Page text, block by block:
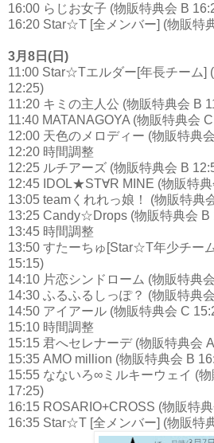
16:00 らじお女子 (物販特典会 B
16:20 Star☆T [全メンバー] (物販特
3月8日(日)
11:00 Star☆Tエルダー[年長チーム]
12:25)
11:20 キミの主人公 (物販特典会 B
11:40 MATANAGOYA (物販特典会
12:00 天色のメロディー (物販特典
12:20 時間調整
12:25 ルチアーズ (物販特典会 B
12:45 IDOL★ST∀R MINE (物販特
13:05 teamくれれっ娘！ (物販特典
13:25 Candy☆Drops (物販特典会 B
13:45 時間調整
13:50 すたーちゅ[Star☆T年少チー
15:15)
14:10 片恋シンドローム (物販特典
14:30 ふるふるしっぽ？ (物販特典
14:50 アイアール (物販特典会 C
15:10 時間調整
15:15 君へセレナーデ (物販特典会
15:35 AMO million (物販特典会 B
15:55 なないろ∞ミルキーウェイ (
17:25)
16:15 ROSARIO+CROSS (物販特
16:35 Star☆T [全メンバー] (物販特